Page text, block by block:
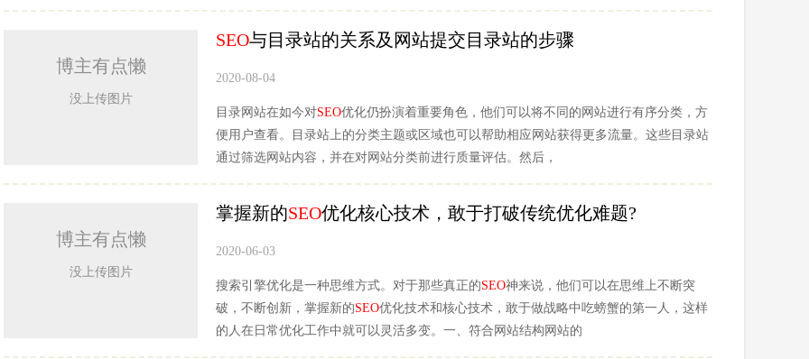
博主有点懒
没上传图片
SEO与目录站的关系及网站提交目录站的步骤
2020-08-04
目录网站在如今对SEO优化仍扮演着重要角色，他们可以将不同的网站进行有序分类，方
便用户查看。目录站上的分类主题或区域也可以帮助相应网站获得更多流量。这些目录站
通过筛选网站内容，并在对网站分类前进行质量评估。然后，
博主有点懒
没上传图片
掌握新的SEO优化核心技术，敢于打破传统优化难题?
2020-06-03
搜索引擎优化是一种思维方式。对于那些真正的SEO神来说，他们可以在思维上不断突
破，不断创新，掌握新的SEO优化技术和核心技术，敢于做战略中吃螃蟹的第一人，这样
的人在日常优化工作中就可以灵活多变。一、符合网站结构网站的